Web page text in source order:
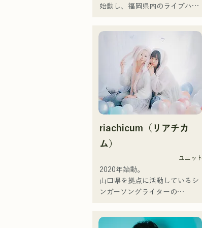
始動し、福岡県内のライブハウ
るギターリフを意識し、聞く人
の心に刻まれるようなサウンド
づくりを目指している。
riachicum（リアチカ
ム）
ユニット
2020年始動。
山口県を拠点に活動しているシ
ンガーソングライターの
コロナ禍に入り、音楽で山口県